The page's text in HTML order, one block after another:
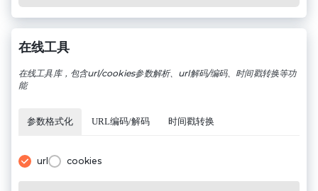
在线工具
在线工具库，包含url/cookies参数解析、url解码/编码、时间戳转换等功
能
参数格式化 URL编码/解码 时间戳转换
url cookies